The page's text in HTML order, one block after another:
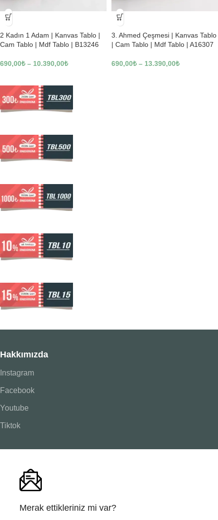
-23%
2 Kadın 1 Adam | Kanvas Tablo |
Cam Tablo | Mdf Tablo | B13246
690,00₺ – 10.390,00₺
-23%
3. Ahmed Çeşmesi | Kanvas Tablo
| Cam Tablo | Mdf Tablo | A16307
690,00₺ – 13.390,00₺
Hakkımızda
Instagram
Facebook
Youtube
Tiktok
Merak ettikleriniz mi var?